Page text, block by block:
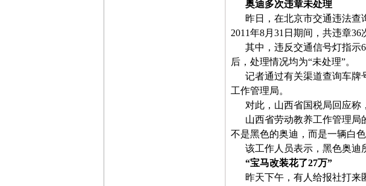
奥迪多次违章未处理
昨日，在北京市交通违法查
2011年8月31日期间，共违章36
其中，违反交通信号灯指
后，处理情况均为“未处理”。
记者通过有关渠道查询车牌
工作管理局。
对此，山西省国税局回应称
山西省劳动教养工作管理局
不是黑色的奥迪，而是一辆白
该工作人员表示，黑色奥迪
“宝马改装花了27万”
昨天下午，有人给报社打来